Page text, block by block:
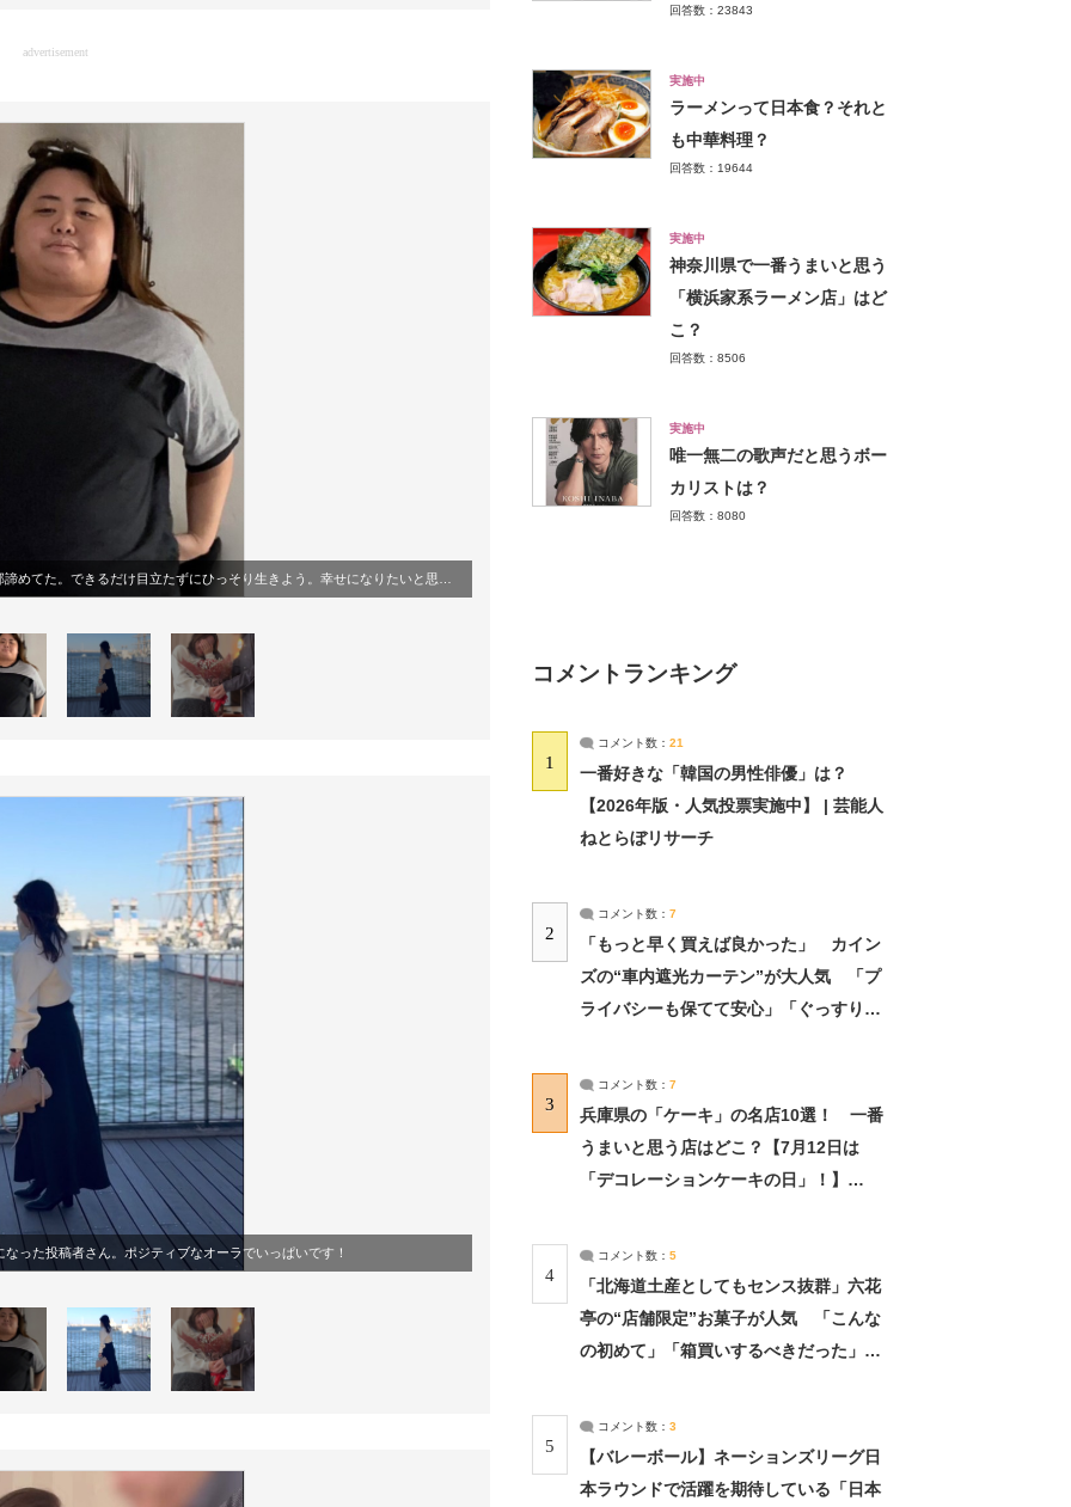
advertisement
ひっそり生きよう。幸せになりたいと思ってはいけない」思っていたものの、家族の病気を機に減量を決意します
った投稿者さん。ポジティブなオーラでいっぱいです！
回答数：23843
実施中
ラーメンって日本食？それと
も中華料理？
回答数：19644
実施中
神奈川県で一番うまいと思う
「横浜家系ラーメン店」はど
こ？
回答数：8506
実施中
唯一無二の歌声だと思うボー
カリストは？
回答数：8080
コメントランキング
1
コメント数： 21
一番好きな「韓国の男性俳優」は？
【2026年版・人気投票実施中】 | 芸能人
ねとらぼリサーチ
2
コメント数： 7
「もっと早く買えば良かった」 カイン
ズの“車内遮光カーテン”が大人気 「プ
ライバシーも保てて安心」「ぐっすり眠
3
コメント数： 7
兵庫県の「ケーキ」の名店10選！ 一番
うまいと思う店はどこ？【7月12日は
「デコレーションケーキの日」！】
4
コメント数： 5
「北海道土産としてもセンス抜群」六花
亭の“店舗限定”お菓子が人気 「こんな
の初めて」「箱買いするべきだった」
5
コメント数： 3
【バレーボール】ネーションズリーグ日
本ラウンドで活躍を期待している「日本